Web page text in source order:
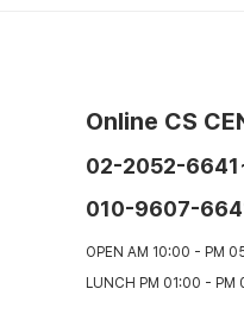
Online CS
02-2052-
010-9607-
OPEN AM 10:00 - PM
LUNCH PM 01:00 - PM